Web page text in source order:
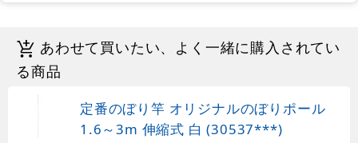
あわせて買いたい、よく一緒に購入されてい
る商品
定番のぼり竿 オリジナルのぼりポール
1.6～3m 伸縮式 白 (30537***)